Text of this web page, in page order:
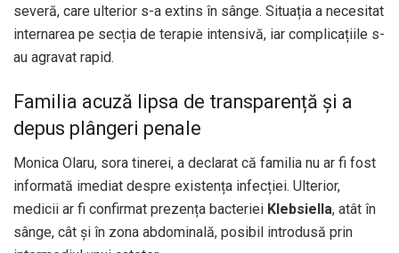
severă, care ulterior s-a extins în sânge. Situația a necesitat
internarea pe secția de terapie intensivă, iar complicațiile s-
au agravat rapid.
Familia acuză lipsa de transparență și a
depus plângeri penale
Monica Olaru, sora tinerei, a declarat că familia nu ar fi fost
informată imediat despre existența infecției. Ulterior,
medicii ar fi confirmat prezența bacteriei Klebsiella, atât în
sânge, cât și în zona abdominală, posibil introdusă prin